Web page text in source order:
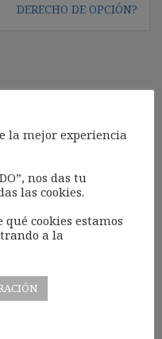
DERECHO DE OPCIÓN?
no será publicada.
con*
la mejor experiencia
nos das tu
las cookies.
cookies estamos
a la